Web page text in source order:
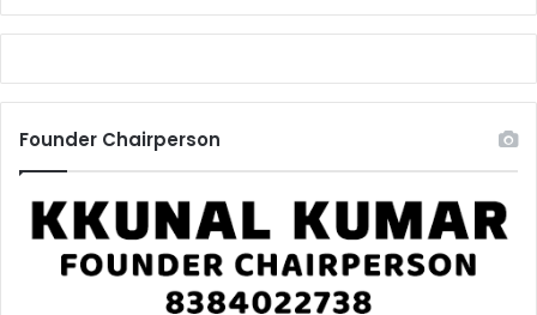
शु
ल्क
स्तां
र
ण
Founder Chairperson